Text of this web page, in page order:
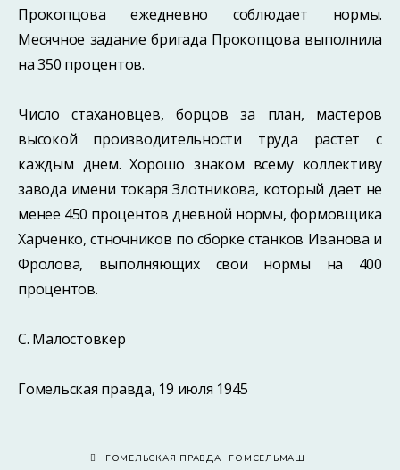
Прокопцова ежедневно соблюдает нормы.
Месячное задание бригада Прокопцова выполнила
на 350 процентов.
Число стахановцев, борцов за план, мастеров
высокой производительности труда растет с
каждым днем. Хорошо знаком всему коллективу
завода имени токаря Злотникова, который дает не
менее 450 процентов дневной нормы, формовщика
Харченко, стночников по сборке станков Иванова и
Фролова, выполняющих свои нормы на 400
процентов.
С. Малостовкер
Гомельская правда, 19 июля 1945
ГОМЕЛЬСКАЯ ПРАВДА ГОМСЕЛЬМАШ